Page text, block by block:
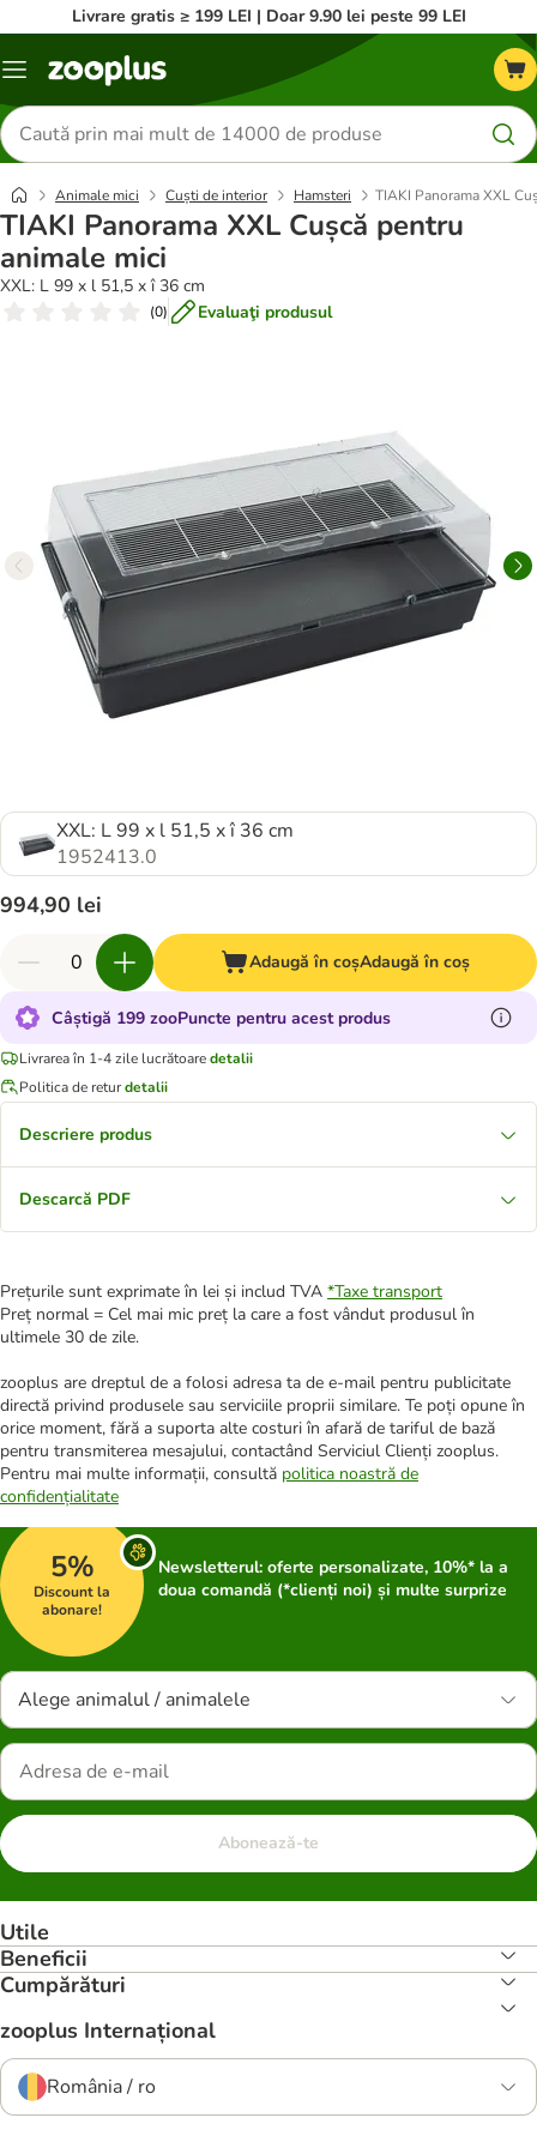
Livrare gratis ≥ 199 LEI | Doar 9.90 lei peste 99 LEI
Categorii
Căutare
produse
Animale mici Cuști de interior Hamsteri TIAKI Panorama XXL
TIAKI Panorama XXL Cușcă pentru
animale mici
XXL: L 99 x l 51,5 x î 36 cm
(0) Evaluaţi produsul
XXL: L 99 x l 51,5 x î 36 cm
1952413.0
994,90 lei
Adaugă în coșAdaugă în coș
Câștigă 199 zooPuncte pentru acest produs
Livrarea în 1-4 zile lucrătoaredetalii
Politica de returdetalii
Descriere produs
Descarcă PDF
Prețurile sunt exprimate în lei și includ TVA *Taxe transport
Preț normal = Cel mai mic preț la care a fost vândut produsul în
ultimele 30 de zile.
zooplus are dreptul de a folosi adresa ta de e-mail pentru publicitate
directă privind produsele sau serviciile proprii similare. Te poți opune în
orice moment, fără a suporta alte costuri în afară de tariful de bază
pentru transmiterea mesajului, contactând Serviciul Clienți zooplus.
Pentru mai multe informații, consultă politica noastră de
confidențialitate
5%
Discount la
abonare!
Newsletterul: oferte personalizate, 10%* la a
doua comandă (*clienți noi) și multe surprize
Alege animalul / animalele
Abonează-te
Utile
Beneficii
Cumpărături
zooplus Internațional
România / ro